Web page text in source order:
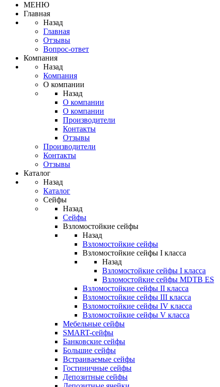
МЕНЮ
Главная
Назад
Главная
Отзывы
Вопрос-ответ
Компания
Назад
Компания
О компании
Назад
О компании
О компании
Производители
Контакты
Отзывы
Производители
Контакты
Отзывы
Каталог
Назад
Каталог
Сейфы
Назад
Сейфы
Взломостойкие сейфы
Назад
Взломостойкие сейфы
Взломостойкие сейфы I класса
Назад
Взломостойкие сейфы I класса
Взломостойкие сейфы MDTB ES
Взломостойкие сейфы II класса
Взломостойкие сейфы III класса
Взломостойкие сейфы IV класса
Взломостойкие сейфы V класса
Мебельные сейфы
SMART-сейфы
Банковские сейфы
Большие сейфы
Встраиваемые сейфы
Гостиничные сейфы
Депозитные сейфы